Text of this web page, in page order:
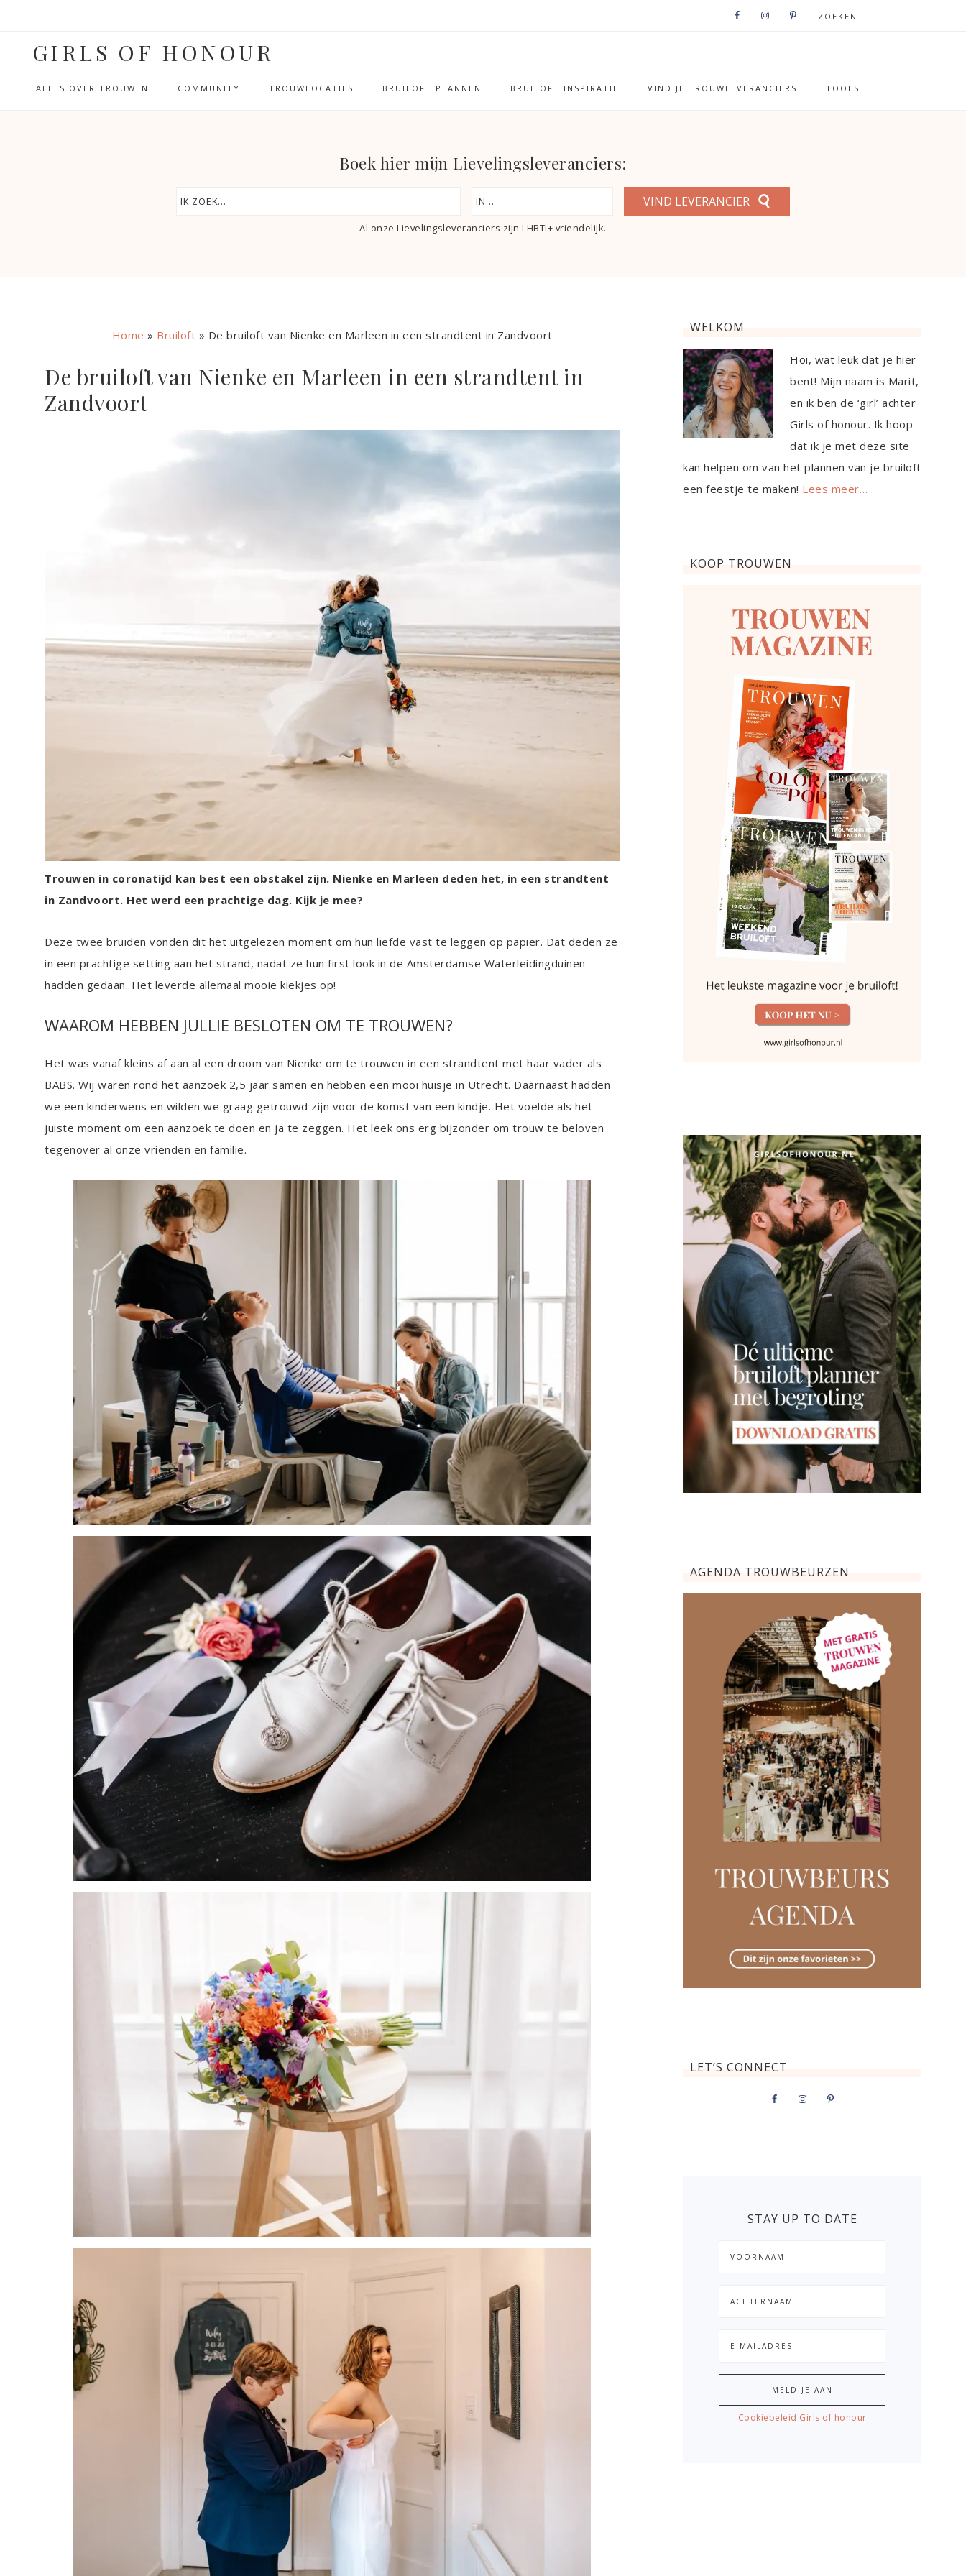
GIRLS OF HONOUR
ALLES OVER TROUWEN COMMUNITY TROUWLOCATIES BRUILOFT PLANNEN BRUILOFT INSPIRATIE VIND JE TROUWLEVERANCIERS TOOLS
Boek hier mijn Lievelingsleveranciers:
VIND LEVERANCIER
Al onze Lievelingsleveranciers zijn LHBTI+ vriendelijk.
Home » Bruiloft » De bruiloft van Nienke en Marleen in een strandtent in Zandvoort
De bruiloft van Nienke en Marleen in een strandtent in
Zandvoort
Trouwen in coronatijd kan best een obstakel zijn. Nienke en Marleen deden het, in een strandtent
in Zandvoort. Het werd een prachtige dag. Kijk je mee?
Deze twee bruiden vonden dit het uitgelezen moment om hun liefde vast te leggen op papier. Dat deden ze
in een prachtige setting aan het strand, nadat ze hun first look in de Amsterdamse Waterleidingduinen
hadden gedaan. Het leverde allemaal mooie kiekjes op!
WAAROM HEBBEN JULLIE BESLOTEN OM TE TROUWEN?
Het was vanaf kleins af aan al een droom van Nienke om te trouwen in een strandtent met haar vader als
BABS. Wij waren rond het aanzoek 2,5 jaar samen en hebben een mooi huisje in Utrecht. Daarnaast hadden
we een kinderwens en wilden we graag getrouwd zijn voor de komst van een kindje. Het voelde als het
juiste moment om een aanzoek te doen en ja te zeggen. Het leek ons erg bijzonder om trouw te beloven
tegenover al onze vrienden en familie.
WELKOM
Hoi, wat leuk dat je hier
bent! Mijn naam is Marit,
en ik ben de ‘girl’ achter
Girls of honour. Ik hoop
dat ik je met deze site
kan helpen om van het plannen van je bruiloft
een feestje te maken! Lees meer…
KOOP TROUWEN
AGENDA TROUWBEURZEN
LET’S CONNECT
STAY UP TO DATE
Cookiebeleid Girls of honour